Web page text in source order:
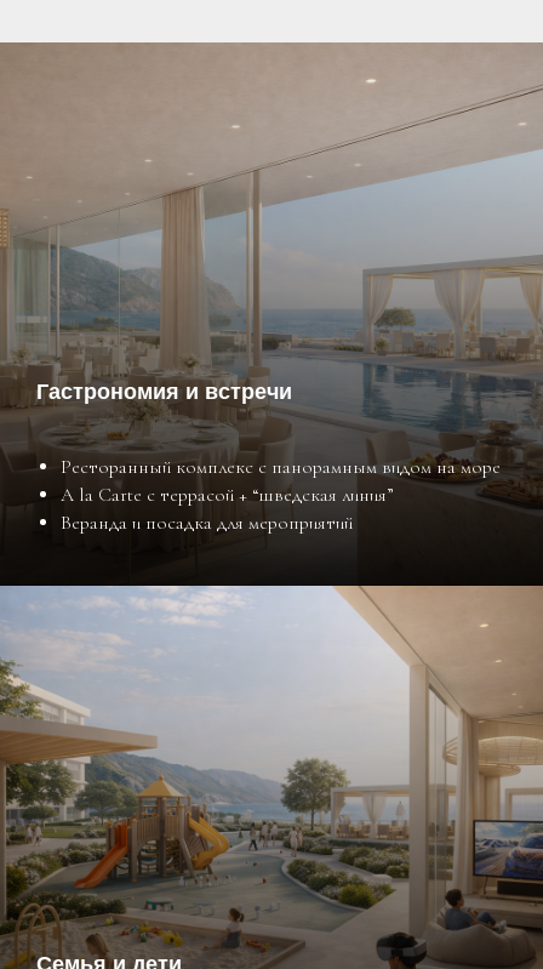
Гастрономия и встречи
Ресторанный комплекс с панорамным видом на море
A la Carte с террасой + “шведская линия”
Веранда и посадка для мероприятий
Семья и дети